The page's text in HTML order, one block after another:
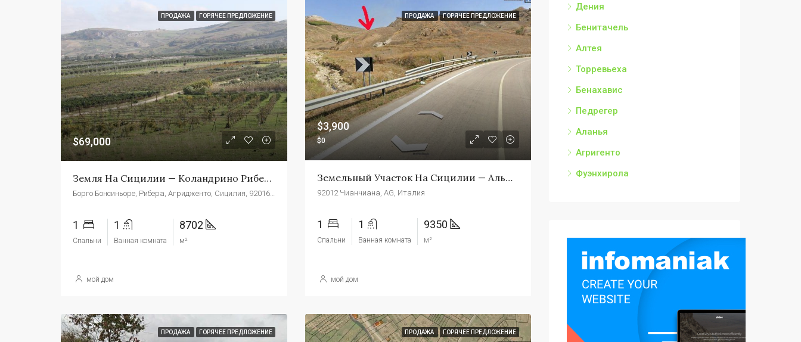
ПРОДАЖА ГОРЯЧЕЕ ПРЕДЛОЖЕНИЕ
$69,000
Земля На Сицилии — Коландрино Рибера
1
Спальни
1
Ванная комната
8702
м²
мой дом
ПРОДАЖА ГОРЯЧЕЕ ПРЕДЛОЖЕНИЕ
$3,900
$0
Земельный Участок На Сицилии — Альфано Cda Pintaloro
92012 Чианчиана, AG, Италия
1
Спальни
1
Ванная комната
9350
м²
мой дом
ПРОДАЖА ГОРЯЧЕЕ ПРЕДЛОЖЕНИЕ ПРОДАЖА ГОРЯЧЕЕ ПРЕДЛОЖЕНИЕ
Дения
Бенитачель
Алтея
Торревьеха
Бенахавис
Педрегер
Аланья
Агригенто
Фуэнхирола